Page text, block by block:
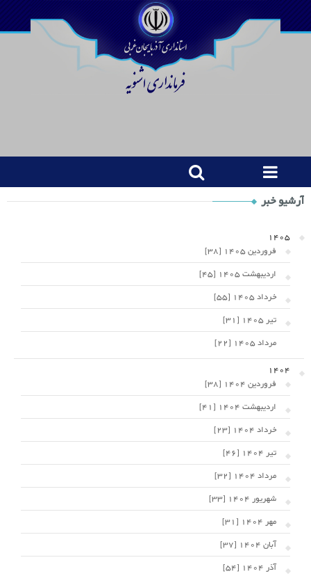
Shop
Category
Widget
آرشیو خبر
1405
فروردین 1405 [38]
اردیبهشت 1405 [45]
خرداد 1405 [55]
تیر 1405 [31]
مرداد 1405 [22]
1404
فروردین 1404 [38]
اردیبهشت 1404 [41]
خرداد 1404 [23]
تیر 1404 [46]
مرداد 1404 [32]
شهریور 1404 [33]
مهر 1404 [31]
آبان 1404 [37]
آذر 1404 [54]